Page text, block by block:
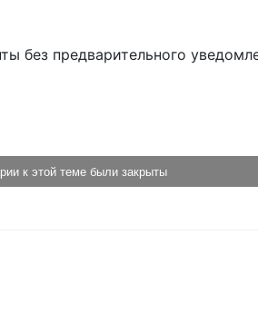
без предварительного
к этой теме были закрыты